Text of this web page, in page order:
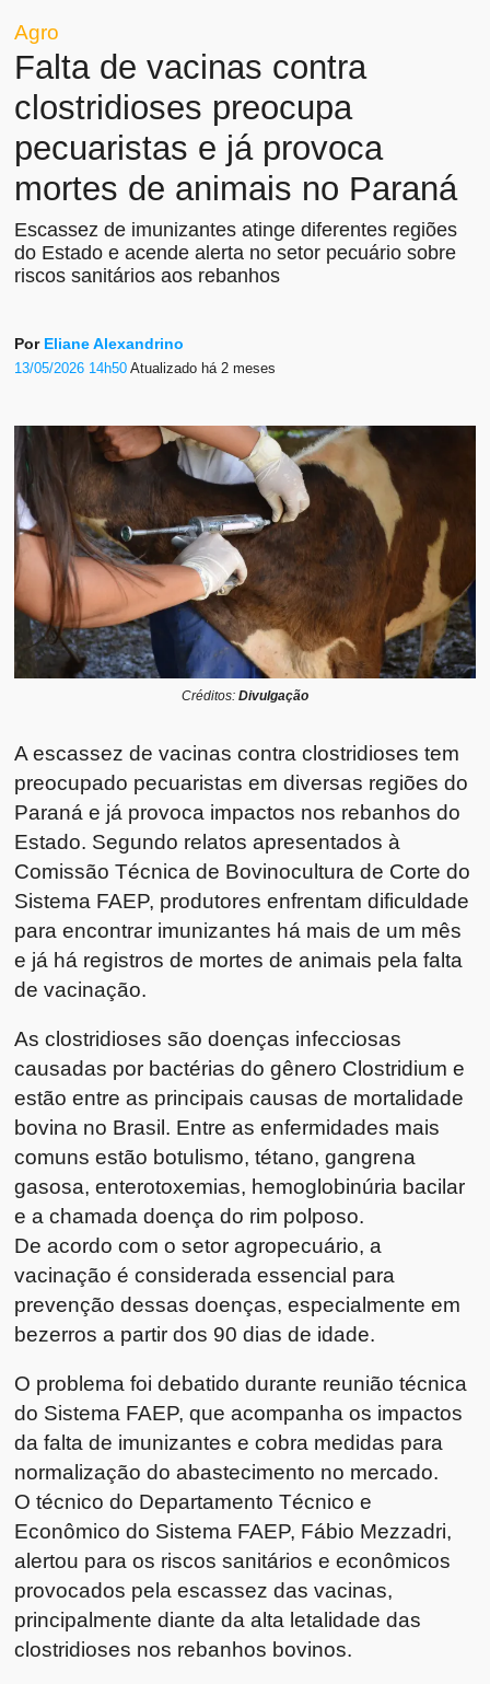
Agro
Falta de vacinas contra
clostridioses preocupa
pecuaristas e já provoca
mortes de animais no Paraná
Escassez de imunizantes atinge diferentes regiões
do Estado e acende alerta no setor pecuário sobre
riscos sanitários aos rebanhos
Por Eliane Alexandrino
13/05/2026 14h50Atualizado há 2 meses
Créditos: Divulgação
A escassez de vacinas contra clostridioses tem
preocupado pecuaristas em diversas regiões do
Paraná e já provoca impactos nos rebanhos do
Estado. Segundo relatos apresentados à
Comissão Técnica de Bovinocultura de Corte do
Sistema FAEP, produtores enfrentam dificuldade
para encontrar imunizantes há mais de um mês
e já há registros de mortes de animais pela falta
de vacinação.
As clostridioses são doenças infecciosas
causadas por bactérias do gênero Clostridium e
estão entre as principais causas de mortalidade
bovina no Brasil. Entre as enfermidades mais
comuns estão botulismo, tétano, gangrena
gasosa, enterotoxemias, hemoglobinúria bacilar
e a chamada doença do rim polposo.
De acordo com o setor agropecuário, a
vacinação é considerada essencial para
prevenção dessas doenças, especialmente em
bezerros a partir dos 90 dias de idade.
O problema foi debatido durante reunião técnica
do Sistema FAEP, que acompanha os impactos
da falta de imunizantes e cobra medidas para
normalização do abastecimento no mercado.
O técnico do Departamento Técnico e
Econômico do Sistema FAEP, Fábio Mezzadri,
alertou para os riscos sanitários e econômicos
provocados pela escassez das vacinas,
principalmente diante da alta letalidade das
clostridioses nos rebanhos bovinos.